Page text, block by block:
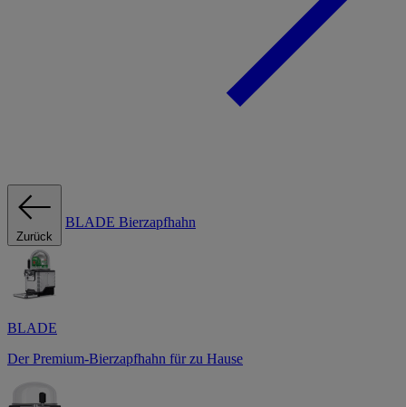
Zurück
BLADE Bierzapfhahn
BLADE
Der Premium-Bierzapfhahn für zu Hause